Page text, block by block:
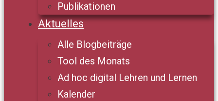
Publikationen
Aktuelles
Alle Blogbeiträge
Tool des Monats
Ad hoc digital Lehren und Lernen
Kalender